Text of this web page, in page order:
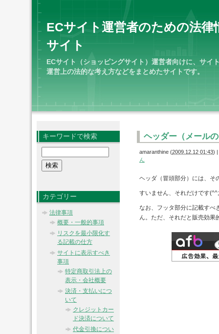
ECサイト運営者のための法律
サイト
ECサイト（ショッピングサイト）運営者向けに、サイ
運営上の法的な考え方などをまとめたサイトです。
ヘッダー（メール
amaranthine (2009.12.12 01:43) |
ん
ヘッダ（冒頭部分）には、そ
すいません、それだけです(^^;
なお、フッタ部分に記載すべ
ん。ただ、それだと販売効果
キーワードで検索
カテゴリー
法律事項
概要・一般的事項
リスクを最小限化す
る記載の仕方
サイトに表示すべき
事項
特定商取引法上の
表示・会社概要
決済・支払いにつ
いて
クレジットカー
ド決済について
代金引換につい